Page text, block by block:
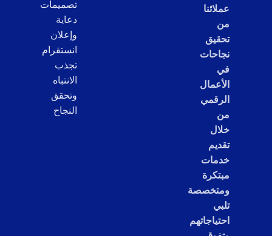
عملائنا
من
تحقيق
نجاحات
في
الأعمال
الرقمي
من
خلال
تقديم
خدمات
مبتكرة
ومتخصصة
تلبي
احتياجاتهم
تصميمات
دعاية
وإعلان
انستقرام
تجذب
الانتباه
وتحقق
النجاح